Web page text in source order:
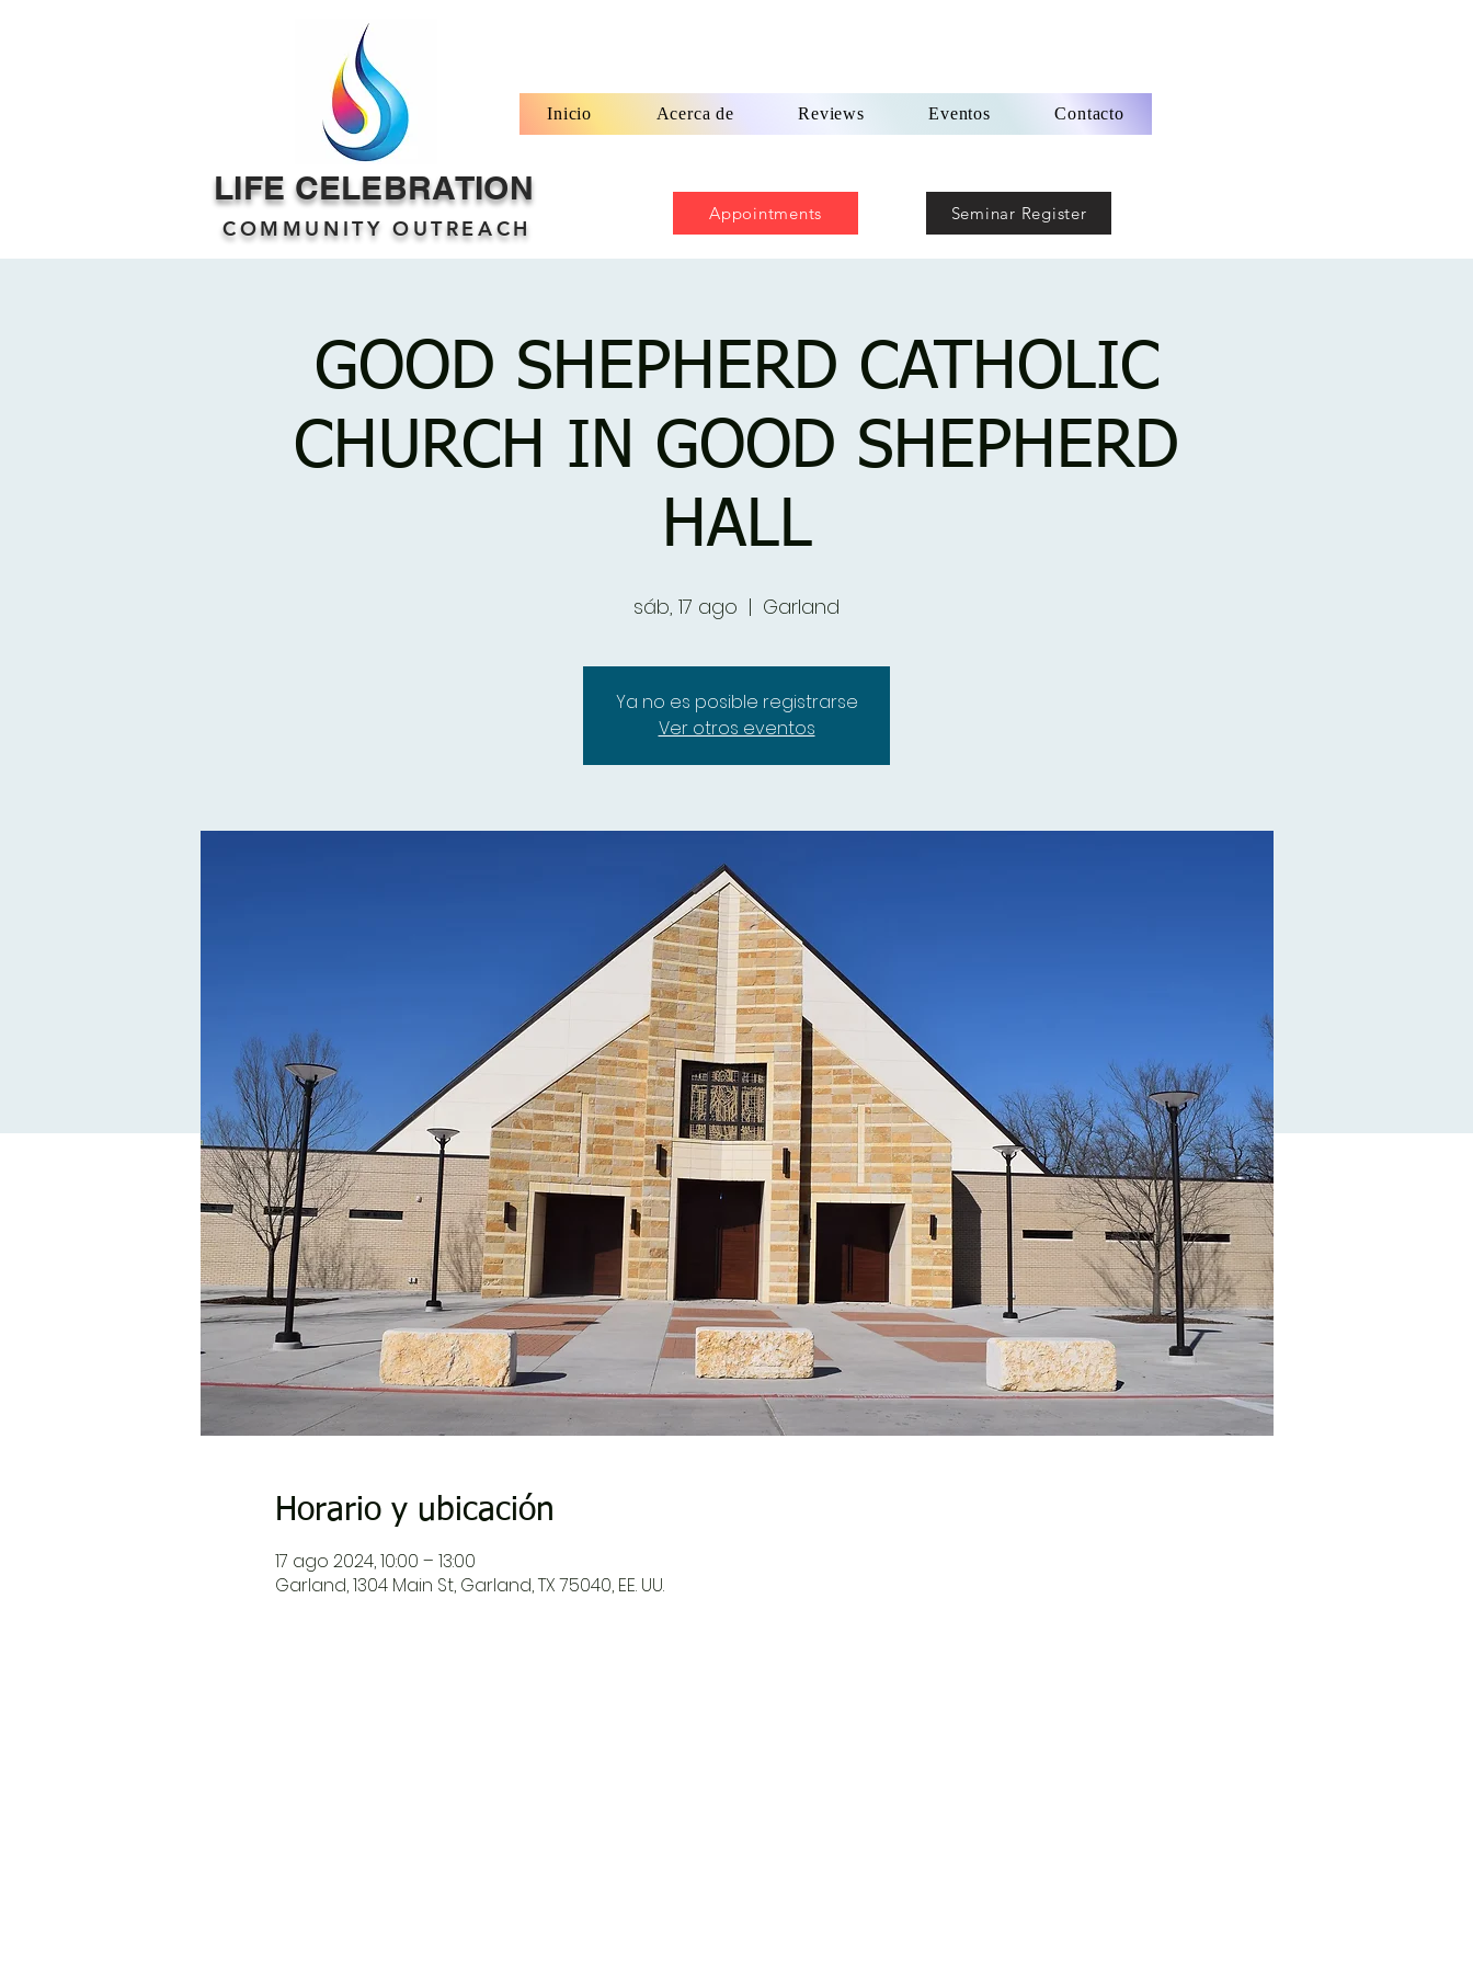
Inicio Acerca de Reviews Eventos Contacto
LIFE CELEBRATION
COMMUNITY OUTREACH
Appointments Seminar Register
GOOD SHEPHERD CATHOLIC
CHURCH IN GOOD SHEPHERD
HALL
sáb, 17 ago
  |
Garland
Ya no es posible registrarse
Ver otros eventos
Horario y ubicación
17 ago 2024, 10:00 – 13:00
Garland, 1304 Main St, Garland, TX 75040, EE. UU.